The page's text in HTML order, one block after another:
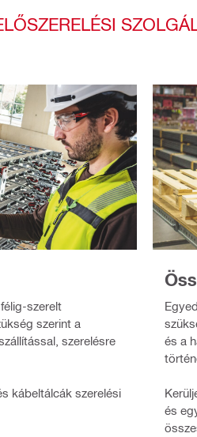
szerelt
szerint a
szerelésre
kábeltálcák szerelési
és a
és